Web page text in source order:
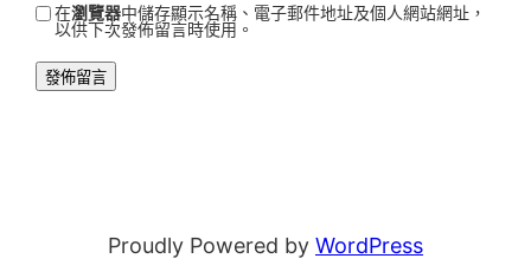
在瀏覽器中儲存顯示名稱、電子郵件地址及個人網站網址，
以供下次發佈留言時使用。
Proudly Powered by WordPress